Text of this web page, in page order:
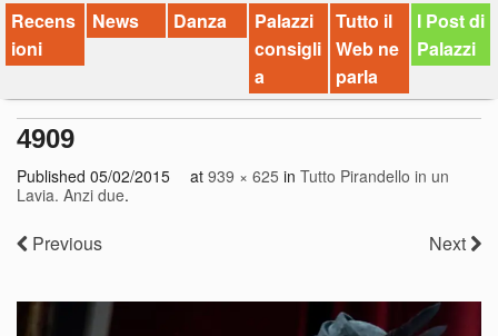
Recens
ioni
News Danza
Palazzi
consigli
a
Tutto il
Web ne
parla
I Post di
Palazzi
4909
Published 05/02/2015 at 939 × 625 in Tutto Pirandello in un
Lavia. Anzi due.
Previous Next